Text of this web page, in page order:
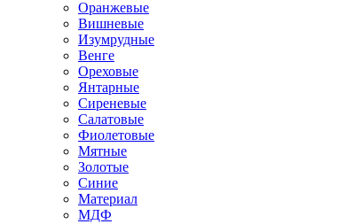
Оранжевые
Вишневые
Изумрудные
Венге
Ореховые
Янтарные
Сиреневые
Салатовые
Фиолетовые
Мятные
Золотые
Синие
Материал
МДФ